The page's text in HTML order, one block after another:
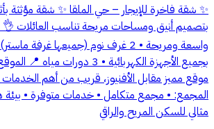
✨ شقة فاخرة للإيجار – حي الملقا ✨ شقة مؤثثة
بتصميم أنيق ومساحات مريحة تناسب العائلات
واسعة ومريحة • 2 غرف نوم (جميعها
بجميع الأجهزة الكهربائية • 3
موقع مميز مقابل الأفنيوز، قريب من أهم
المجمع: • مجمع متكامل • خدمات متوفرة • بيئة
مثالي للسكن المريح والراقي